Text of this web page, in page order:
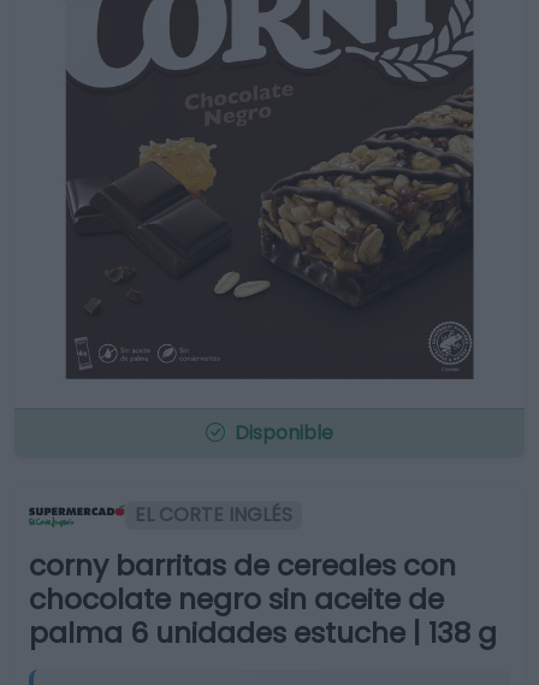
Disponible
EL CORTE INGLÉS
corny barritas de cereales con
chocolate negro sin aceite de
palma 6 unidades estuche | 138 g